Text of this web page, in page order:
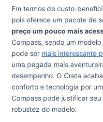
Em termos de custo-
pois oferece um pacote de
preço um pouco mais
Compass, sendo um
pode ser mais interessante
uma pegada mais
desempenho. O Creta
conforto e tecnologia por
Compass pode justificar
robustez do modelo.